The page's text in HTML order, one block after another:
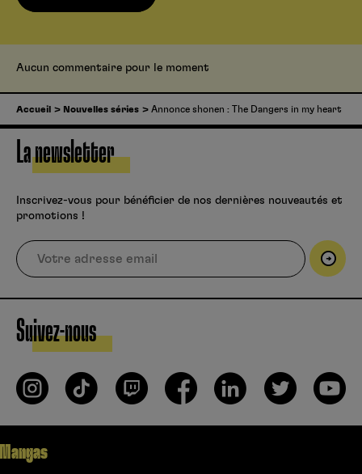
Aucun commentaire pour le moment
Accueil Nouvelles séries Annonce shonen : The Dangers in my heart
La newsletter
Inscrivez-vous pour bénéficier de nos dernières nouveautés et
promotions !
Suivez-nous
Mangas